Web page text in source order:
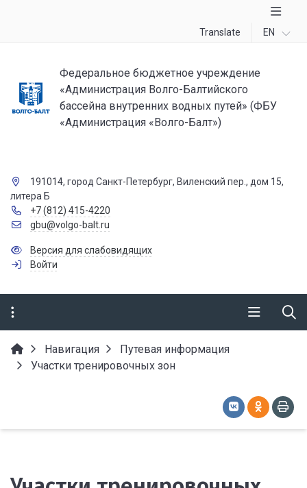
Translate EN
Федеральное бюджетное учреждение
«Администрация Волго-Балтийского
бассейна внутренних водных путей» (ФБУ
«Администрация «Волго-Балт»)
191014, город Санкт-Петербург, Виленский пер., дом 15,
литера Б
+7 (812) 415-4220
gbu@volgo-balt.ru
Версия для слабовидящих
Войти
Навигация
Путевая информация
Участки тренировочных зон